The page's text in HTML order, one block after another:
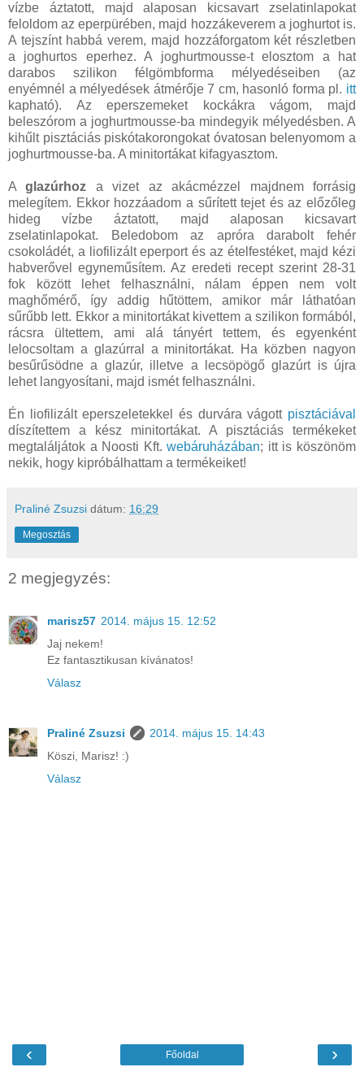
vízbe áztatott, majd alaposan kicsavart zselatinlapokat
feloldom az eperpürében, majd hozzákeverem a joghurtot is.
A tejszínt habbá verem, majd hozzáforgatom két részletben
a joghurtos eperhez. A joghurtmousse-t elosztom a hat
darabos szilikon félgömbforma mélyedéseiben (az
enyémnél a mélyedések átmérője 7 cm, hasonló forma pl. itt
kapható). Az eperszemeket kockákra vágom, majd
beleszórom a joghurtmousse-ba mindegyik mélyedésben. A
kihűlt pisztáciás piskótakorongokat óvatosan belenyomom a
joghurtmousse-ba. A minitortákat kifagyasztom.
Aglazúrhoz a vizet az akácmézzel majdnem forrásig
melegítem. Ekkor hozzáadom a sűrített tejet és az előzőleg
hideg vízbe áztatott, majd alaposan kicsavart
zselatinlapokat. Beledobom az apróra darabolt fehér
csokoládét, a liofilizált eperport és az ételfestéket, majd kézi
habverővel egyneműsítem. Az eredeti recept szerint 28-31
fok között lehet felhasználni, nálam éppen nem volt
maghőmérő, így addig hűtöttem, amikor már láthatóan
sűrűbb lett. Ekkor a minitortákat kivettem a szilikon formából,
rácsra ültettem, ami alá tányért tettem, és egyenként
lelocsoltam a glazúrral a minitortákat. Ha közben nagyon
besűrűsödne a glazúr, illetve a lecsöpögő glazúrt is újra
lehet langyosítani, majd ismét felhasználni.
Én liofilizált eperszeletekkel és durvára vágott pisztáciával
díszítettem a kész minitortákat. A pisztáciás termékeket
megtaláljátok a Noosti Kft.webáruházában; itt is köszönöm
nekik, hogy kipróbálhattam a termékeiket!
Praliné Zsuzsi dátum: 16:29
Megosztás
2 megjegyzés:
marisz57 2014. május 15. 12:52
Jaj nekem!
Ez fantasztikusan kívánatos!
Válasz
Praliné Zsuzsi
2014. május 15. 14:43
Köszi, Marisz! :)
Válasz
‹ ›
Főoldal